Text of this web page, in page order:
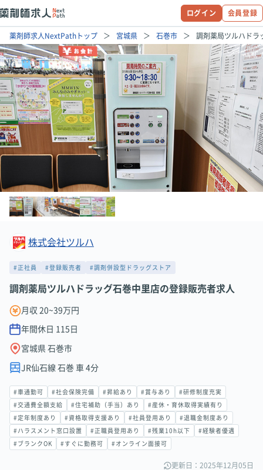
ログイン 会員登録
薬剤師求人NextPathトップ 宮城県 石巻市 調剤薬局ツルハドラ
株式会社ツルハ
#正社員 #登録販売者 #調剤併設型ドラッグストア
調剤薬局ツルハドラッグ石巻中里店の登録販売者求人
月収 20~39万円
年間休日 115 日
宮城県 石巻市
JR仙石線 石巻 車 4分
#車通勤可 #社会保険完備 #昇給あり #賞与あり #研修制度充実
#交通費全額支給 #住宅補助（手当）あり #産休・育休取得実績有り
#定年制度あり #資格取得支援あり #社員登用あり #退職金制度あり
#ハラスメント窓口設置 #正職員登用あり #残業10h以下 #経験者優遇
#ブランクOK #すぐに勤務可 #オンライン面接可
更新日：2025年12月05日